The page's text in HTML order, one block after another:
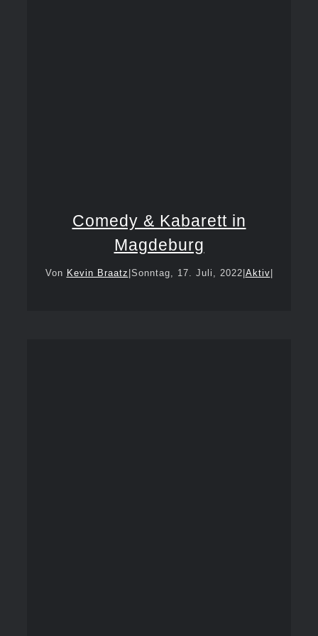
Comedy & Kabarett in
Magdeburg
Von Kevin Braatz Sonntag, 17. Juli, 2022 Aktiv